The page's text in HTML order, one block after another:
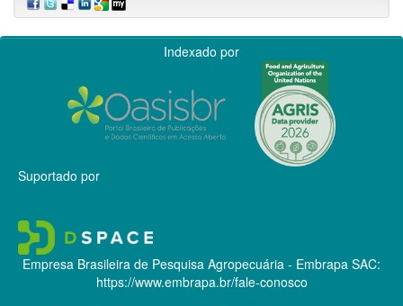
Indexado por
Suportado por
Empresa Brasileira de Pesquisa Agropecuária - Embrapa SAC:
https://www.embrapa.br/fale-conosco